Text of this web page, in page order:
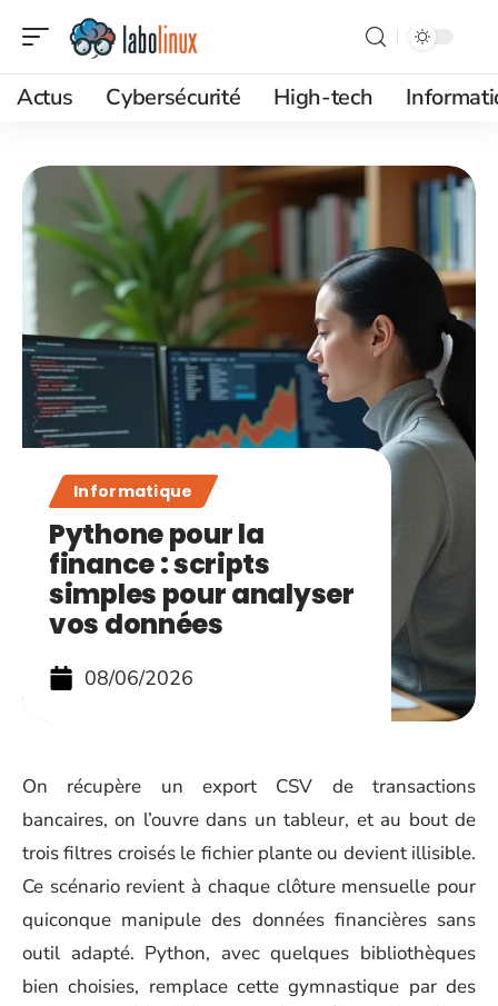
Actus Cybersécurité High-tech
Informatique
Pythone pour la
finance : scripts
simples pour analyser
vos données
08/06/2026
On récupère un export CSV de transactions
bancaires, on l’ouvre dans un tableur, et au bout de
trois filtres croisés le fichier plante ou devient illisible.
Ce scénario revient à chaque clôture mensuelle pour
quiconque manipule des données financières sans
outil adapté. Python, avec quelques bibliothèques
bien choisies, remplace cette gymnastique par des